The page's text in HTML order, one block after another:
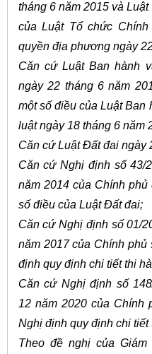
tháng 6 năm 2015 và
của Luật Tổ chức
quyền địa phương ngày
Căn cứ Luật Ban hành
ngày 22 tháng 6 năm
một số điều của Luật Ban
luật ngày 18 tháng 6 năm
Căn cứ Luật Đất đai ngày
Căn cứ Nghị định số 43/
năm 2014 của Chính
số điều của Luật Đất đai;
Căn cứ Nghị định số 01/
năm 2017 của Chính
định quy định chi tiết thi
Căn cứ Nghị định số
12 năm 2020 của Chính
Nghị định quy định chi tiết
Theo đề nghị của